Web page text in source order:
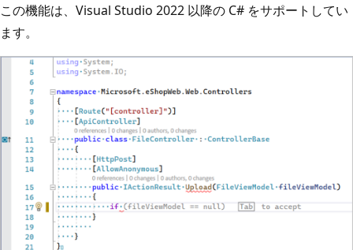
この機能は、Visual Studio 2022 以降の C# をサポートしてい
ます。